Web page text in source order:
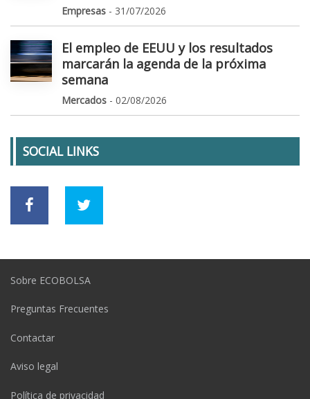
Empresas - 31/07/2026
El empleo de EEUU y los resultados
marcarán la agenda de la próxima
semana
Mercados - 02/08/2026
SOCIAL LINKS
Sobre ECOBOLSA
Preguntas Frecuentes
Contactar
Aviso legal
Política de privacidad